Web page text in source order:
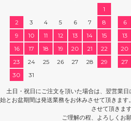
1
2
3 4 5 6 7
8
9
10 11 12 13 14
15
16
17 18 19 20 21
22
23
24 25 26 27 28
29
30
31
6
13
20
27
土日・祝日にご注文を頂いた場合は、翌営業日
とお盆期間は発送業務をお休みさせて頂きま
させて頂きます
ご理解の程、よろしくお